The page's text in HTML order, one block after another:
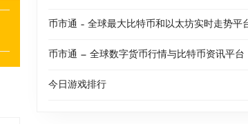
币市通 – 全球最大比特币和以太坊实时走势平
币市通 — 全球数字货币行情与比特币资讯平台
今日游戏排行